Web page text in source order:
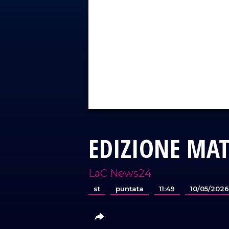
EDIZIONE
LaC News24
st puntata 11:49 10/05/2026